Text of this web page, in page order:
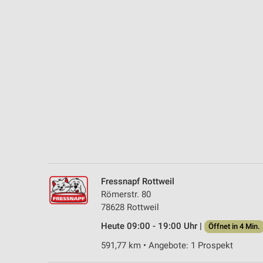
Fressnapf Rottweil
Römerstr. 80
78628 Rottweil
Heute 09:00 - 19:00 Uhr |
Öffnet in 4 Min.
591,77 km • Angebote: 1 Prospekt
Notwendig